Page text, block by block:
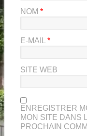
NOM *
E-MAIL *
SITE WEB
ENREGISTRER
MON SITE DANS
PROCHAIN